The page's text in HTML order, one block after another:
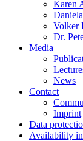
Karen
Volker
Dr.
Media
News
Contact
Imprint
Data
Availability in